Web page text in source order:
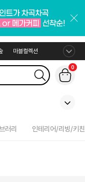
마블컬렉션
0
러리 인테리어/리빙/키친